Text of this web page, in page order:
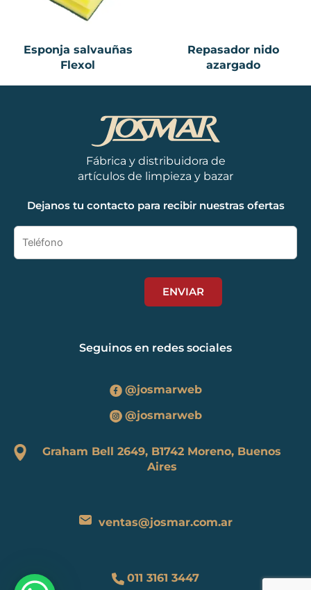
Esponja salvauñas
Flexol
Repasador nido
azargado
Fábrica y distribuidora de
artículos de limpieza y bazar
Dejanos tu contacto para recibir nuestras ofertas
Seguinos en redes sociales
@josmarweb
@josmarweb
Graham Bell 2649, B1742 Moreno, Buenos
Aires
ventas@josmar.com.ar
011 3161 3447